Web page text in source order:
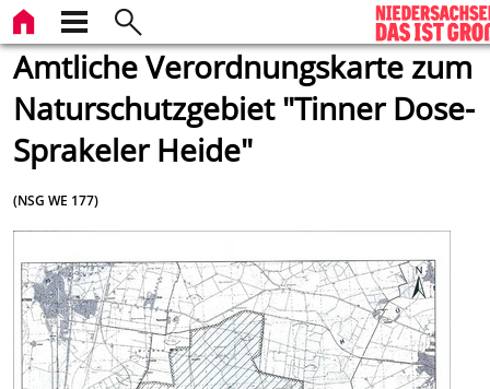
Amtliche Verordnungskarte zum
Naturschutzgebiet "Tinner Dose-
Sprakeler Heide"
(NSG WE 177)